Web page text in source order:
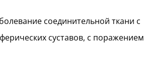
соединительной ткани с
суставов, с